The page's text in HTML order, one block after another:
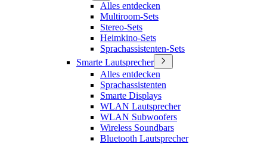
Alles entdecken
Multiroom-Sets
Stereo-Sets
Heimkino-Sets
Sprachassistenten-Sets
Smarte Lautsprecher
Alles entdecken
Sprachassistenten
Smarte Displays
WLAN Lautsprecher
WLAN Subwoofers
Wireless Soundbars
Bluetooth Lautsprecher